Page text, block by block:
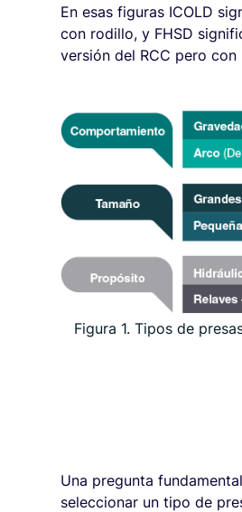
En esas figuras ICOLD
con rodillo, y FHSD
versión del RCC pero
Figura 1. Tipos de
Una pregunta
seleccionar un tipo de